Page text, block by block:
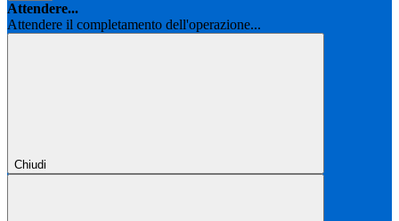
Attendere...
Attendere il completamento dell'operazione...
Chiudi